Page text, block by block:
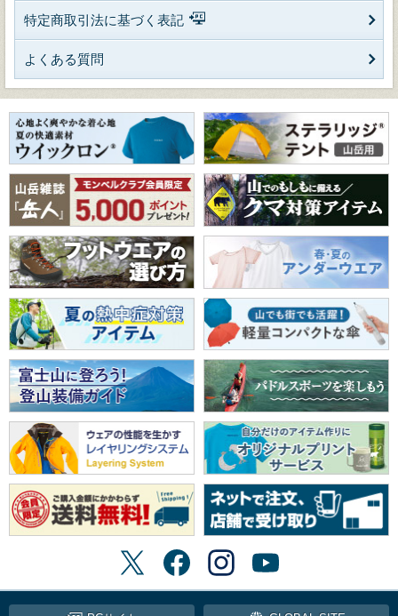
特定商取引法に基づく表記
よくある質問